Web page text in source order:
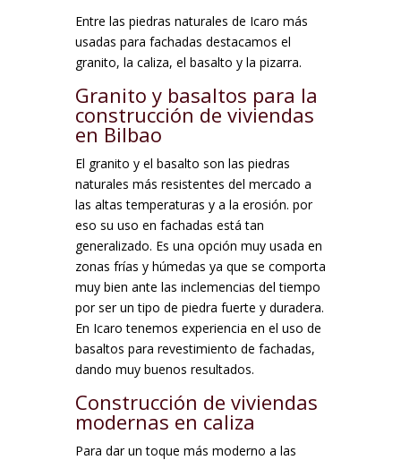
Entre las piedras naturales de Icaro más
usadas para fachadas destacamos el
granito, la caliza, el basalto y la pizarra.
Granito y basaltos para la
construcción de viviendas
en Bilbao
El granito y el basalto son las piedras
naturales más resistentes del mercado a
las altas temperaturas y a la erosión. por
eso su uso en fachadas está tan
generalizado. Es una opción muy usada en
zonas frías y húmedas ya que se comporta
muy bien ante las inclemencias del tiempo
por ser un tipo de piedra fuerte y duradera.
En Icaro tenemos experiencia en el uso de
basaltos para revestimiento de fachadas,
dando muy buenos resultados.
Construcción de viviendas
modernas en caliza
Para dar un toque más moderno a las